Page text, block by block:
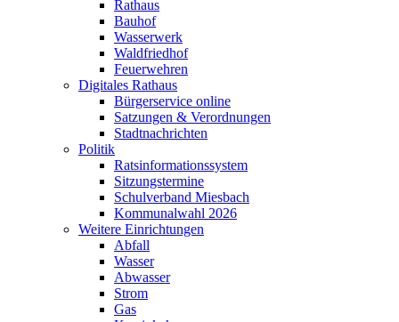
Rathaus
Bauhof
Wasserwerk
Waldfriedhof
Feuerwehren
Digitales Rathaus
Bürgerservice online
Satzungen & Verordnungen
Stadtnachrichten
Politik
Ratsinformationssystem
Sitzungstermine
Schulverband Miesbach
Kommunalwahl 2026
Weitere Einrichtungen
Abfall
Wasser
Abwasser
Strom
Gas